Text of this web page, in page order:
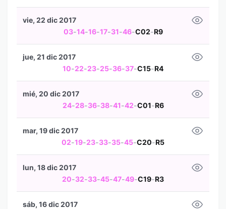
03-14-16-17-31-46-C02-R9
vie, 22 dic 2017
10-22-23-25-36-37-C15-R4
jue, 21 dic 2017
24-28-36-38-41-42-C01-R6
mié, 20 dic 2017
02-19-23-33-35-45-C20-R5
mar, 19 dic 2017
20-32-33-45-47-49-C19-R3
lun, 18 dic 2017
sáb, 16 dic 2017